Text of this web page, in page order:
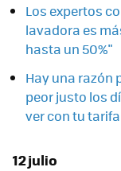
Los expertos
lavadora es
hasta un 50%"
Hay una razón
peor justo los
ver con tu tarifa
12 julio